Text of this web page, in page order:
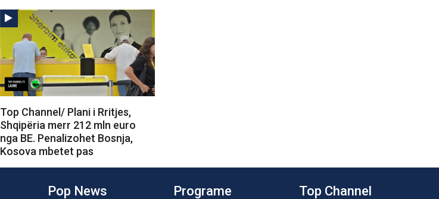
Top Channel/ Plani i Rritjes,
Shqipëria merr 212 mln euro
nga BE. Penalizohet Bosnja,
Kosova mbetet pas
Pop News Programe Top Channel